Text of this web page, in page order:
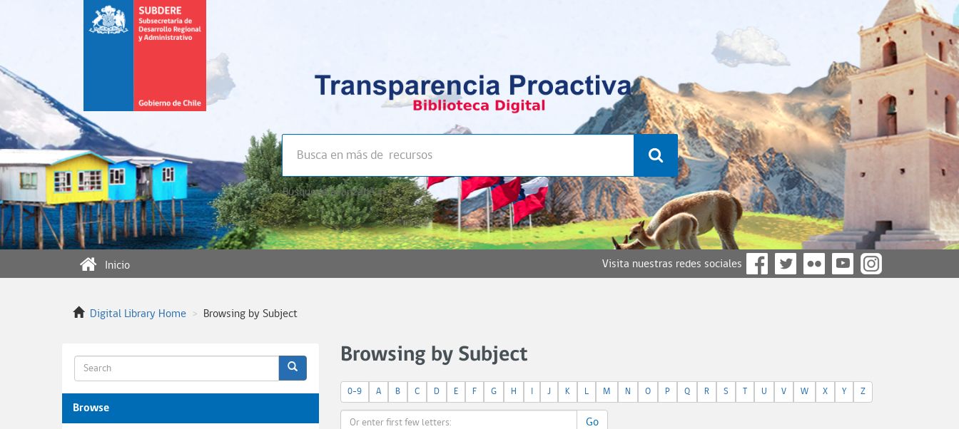
Búsqueda avanzada >>
Inicio Visita nuestras redes sociales
Digital Library Home Browsing by Subject
Browse
Browsing by Subject
0-9 A B C D E F G H J K L M N O P Q R S T U V W X Y Z
Go